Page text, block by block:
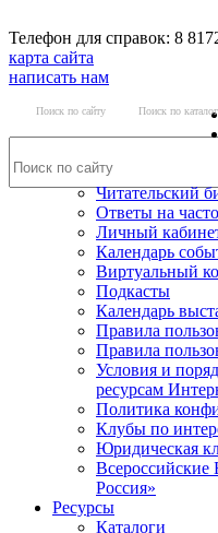
Телефон для справок: 8
карта сайта
написать нам
Поиск по сайту Поиск по
Читательский
Ответы на
Личный
Календарь
Виртуальный
Подкасты
Календарь
Правила
Правила
Условия и
ресурсам
Политика
Клубы по
Юридическая
Всероссийские
Россия»
Ресурсы
Каталоги